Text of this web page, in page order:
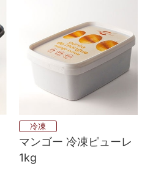
冷凍
マンゴー 冷凍ピューレ
1kg